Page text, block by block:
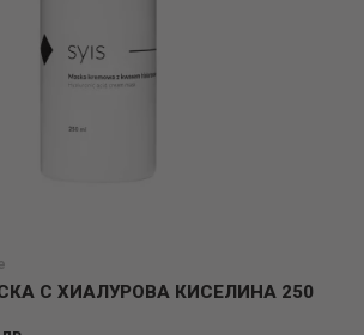
С ХИАЛУРОВА КИСЕЛИНА 250